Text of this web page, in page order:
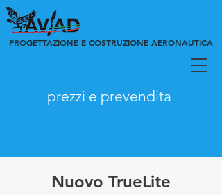
PROGETTAZIONE E COSTRUZIONE AERONAUTICA
prezzi e prevendita
Nuovo TrueLite